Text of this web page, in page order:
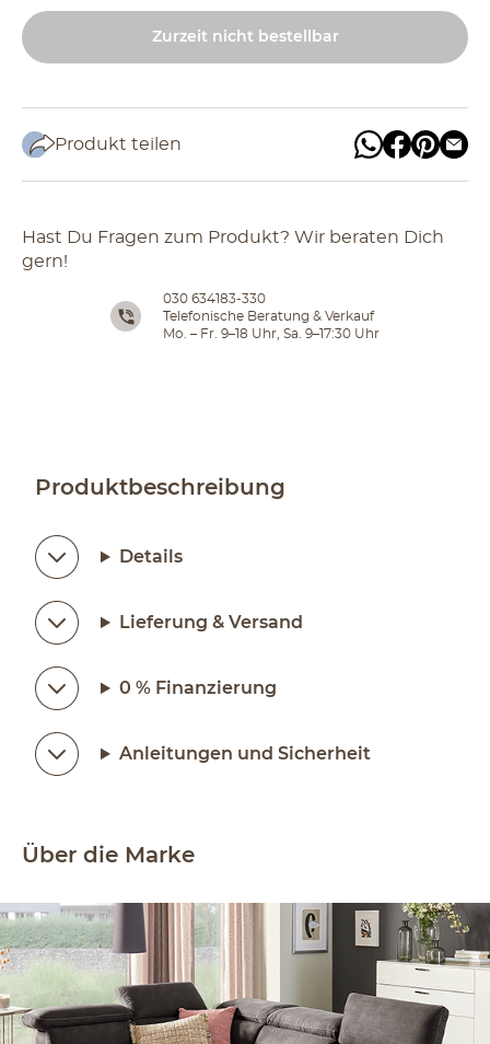
Zurzeit nicht bestellbar
Produkt teilen
Hast Du Fragen zum Produkt? Wir beraten Dich
gern!
030 634183-330
Telefonische Beratung & Verkauf
Mo. – Fr. 9–18 Uhr, Sa. 9–17:30 Uhr
Produktbeschreibung
Details
Lieferung & Versand
0 % Finanzierung
Anleitungen und Sicherheit
Über die Marke